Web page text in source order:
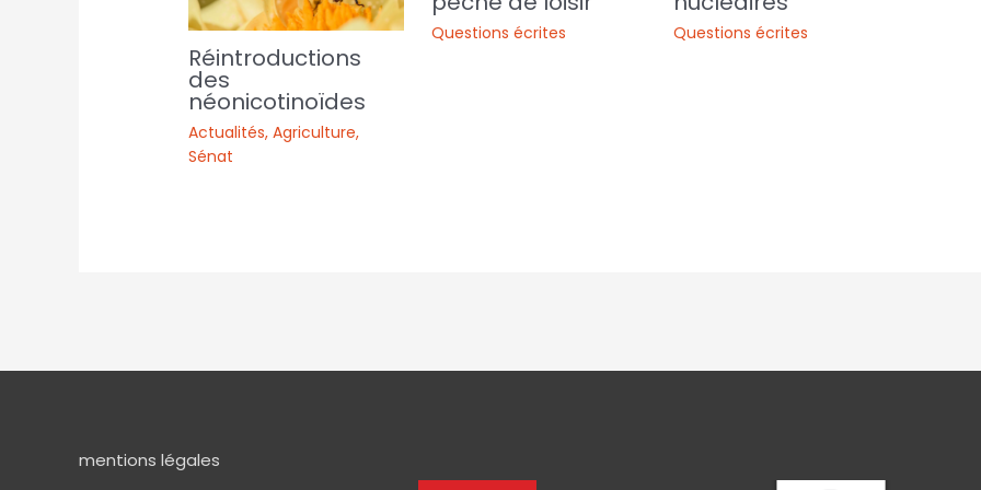
Réintroductions
des
néonicotinoïdes
Actualités,Agriculture,
Sénat
Questions écrites Questions écrites
mentions légales